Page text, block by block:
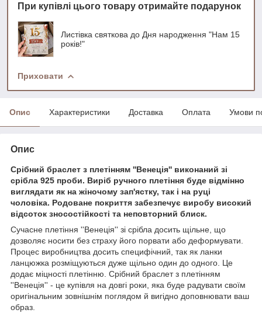
При купівлі цього товару отримайте подарунок
Листівка святкова до Дня народження "Нам 15
років!"
Приховати
Опис Характеристики Доставка Оплата Умови
Опис
Срібний браслет з плетінням ''Венеція'' виконаний зі
срібла 925 проби. Виріб ручного плетіння буде відмінно
виглядати як на жіночому зап'ястку, так і на руці
чоловіка. Родоване покриття забезпечує виробу високий
відсоток зносостійкості та неповторний блиск.
Сучасне плетіння ''Венеція'' зі срібла досить щільне, що
дозволяє носити без страху його порвати або деформувати.
Процес виробництва досить специфічний, так як ланки
ланцюжка розміщуються дуже щільно один до одного. Це
додає міцності плетінню. Срібний браслет з плетінням
''Венеція'' - це купівля на довгі роки, яка буде радувати своїм
оригінальним зовнішнім поглядом й вигідно доповнювати ваш
образ.